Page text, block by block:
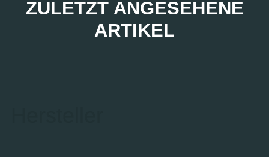
ZULETZT ANGESEHENE
ARTIKEL